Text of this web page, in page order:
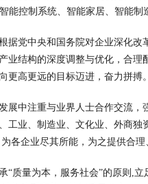
能控制系统、智能家居、智能制
据党中央和国务院对企业深化
业结构的深度调整与优化，合
更高更远的目标迈进，奋力拼搏。
展中注重与业界人士合作交流
工业、制造业、文化业、外商
各企业尽其所能，为之提供合理
“质量为本，服务社会”的原则,